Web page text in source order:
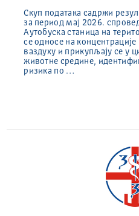
Скуп података садржи
за период мај 2026.
Аутобуска станица на
се односе на концентрације
ваздуху и прикупљају се у
животне средине,
ризика по …